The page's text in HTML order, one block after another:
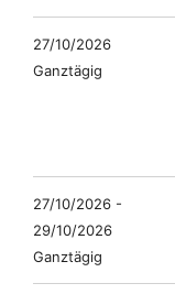
27/10/2026
Ganztägig
27/10/2026 -
29/10/2026
Ganztägig